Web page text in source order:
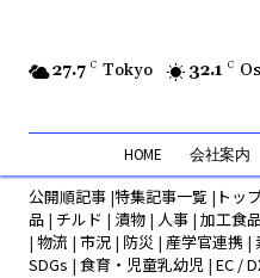
27.7 C Tokyo 32.1 C
HOME 会社案内
公開順記事 |特集記事一覧 | トッ
品 | チルド | 漬物 | 人事 | 加工食
| 物流 | 市況 | 防災 | 産学官連携 |
SDGs | 食育・児童乳幼児 | EC /